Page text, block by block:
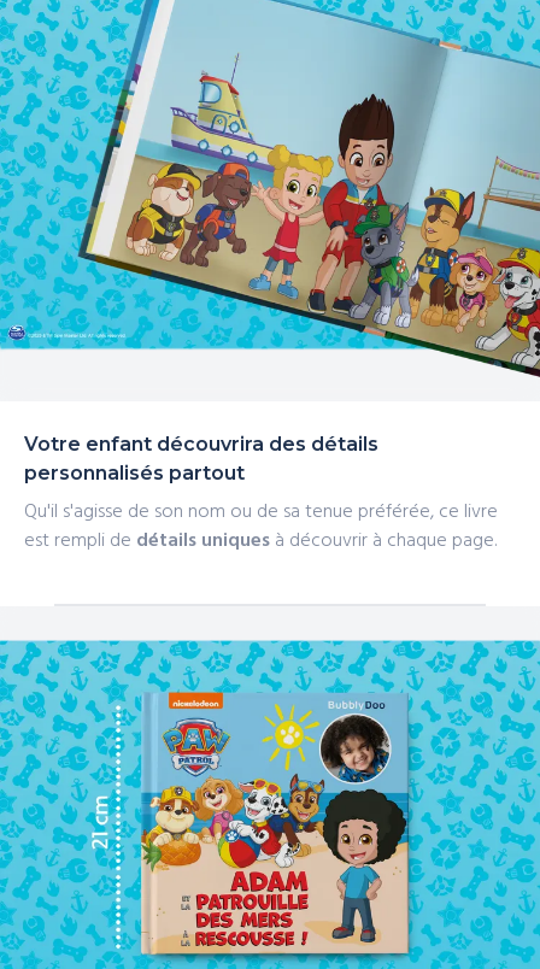
Votre enfant découvrira des détails
personnalisés partout
Qu'il s'agisse de son nom ou de sa tenue préférée, ce livre
est rempli de détails uniquesà découvrir à chaque page.